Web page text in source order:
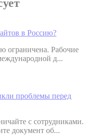
в Россию?
ограничена. Рабочие
д...
проблемы перед
с сотрудниками.
документ об...